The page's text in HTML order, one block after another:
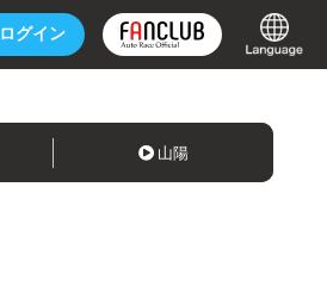
ログイン
山陽